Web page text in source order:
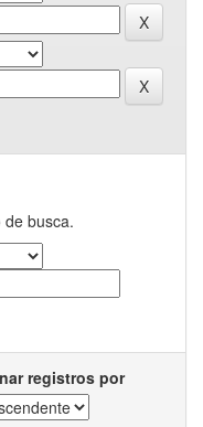
busca.
registros por